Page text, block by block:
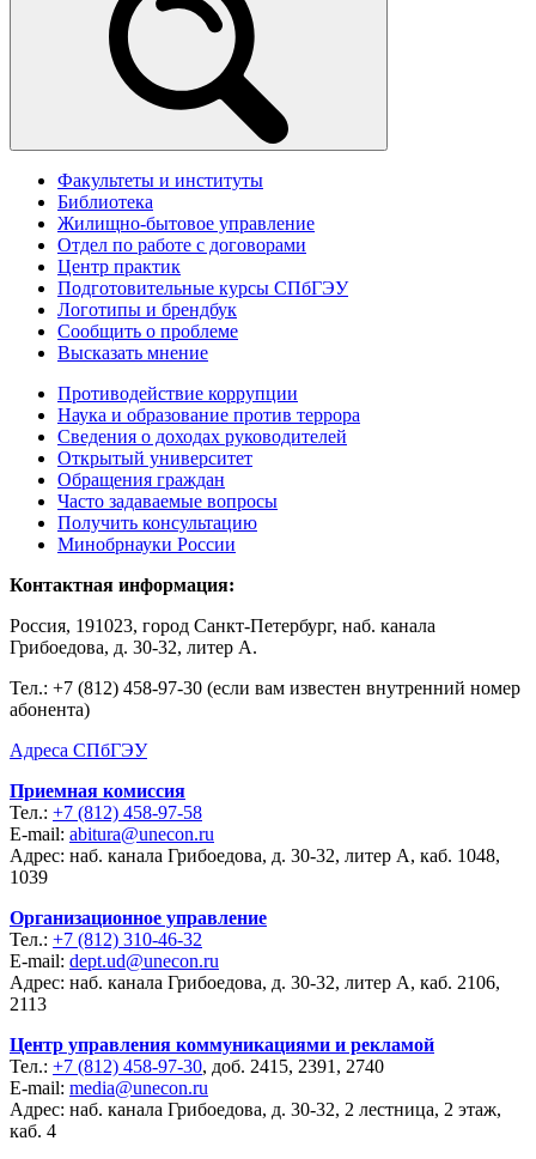
Факультеты и институты
Библиотека
Жилищно-бытовое управление
Отдел по работе с договорами
Центр практик
Подготовительные курсы СПбГЭУ
Логотипы и брендбук
Сообщить о проблеме
Высказать мнение
Противодействие коррупции
Наука и образование против террора
Сведения о доходах руководителей
Открытый университет
Обращения граждан
Часто задаваемые вопросы
Получить консультацию
Минобрнауки России
Контактная информация:
Россия, 191023, город Санкт-Петербург, наб. канала
Грибоедова, д. 30-32, литер А.
Тел.: +7 (812) 458-97-30 (если вам известен внутренний номер
абонента)
Адреса СПбГЭУ
Приемная комиссия
Тел.: +7 (812) 458-97-58
E-mail: abitura@unecon.ru
Адрес: наб. канала Грибоедова, д. 30-32, литер А, каб. 1048,
1039
Организационное управление
Тел.: +7 (812) 310-46-32
E-mail: dept.ud@unecon.ru
Адрес: наб. канала Грибоедова, д. 30-32, литер А, каб. 2106,
2113
Центр управления коммуникациями и рекламой
Тел.: +7 (812) 458-97-30, доб. 2415, 2391, 2740
E-mail: media@unecon.ru
Адрес: наб. канала Грибоедова, д. 30-32, 2 лестница, 2 этаж,
каб. 4